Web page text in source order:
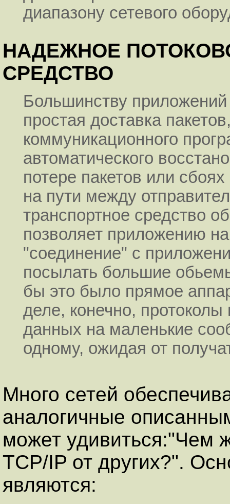
диапазону сетевого
НАДЕЖНОЕ
СРЕДСТВО
Большинству
простая доставка
коммуникационного
автоматического
потере пакетов или
на пути между
транспортное средство
позволяет приложению
"соединение" с
посылать большие
бы это было прямое
деле, конечно,
данных на маленькие
одному, ожидая от
Много сетей
аналогичные
может удивиться:"Чем
TCP/IP от других?".
являются: